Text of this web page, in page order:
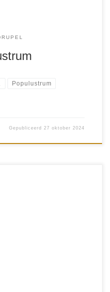
Populustrum
Gepubliceerd 27 oktober 2024